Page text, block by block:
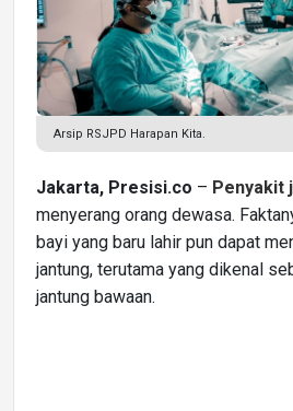
Arsip RSJPD Harapan Kita.
Jakarta, Presisi.co – Penyakit
menyerang orang dewasa.
bayi yang baru lahir pun dapat
jantung, terutama yang dikenal
jantung bawaan.